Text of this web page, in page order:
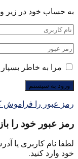
به حساب خود در زیر
مرا به خاطر بسپار
رمز عبور را فراموش
رمز عبور خود را
لطفا نام کاربری یا
خود وارد کنید.